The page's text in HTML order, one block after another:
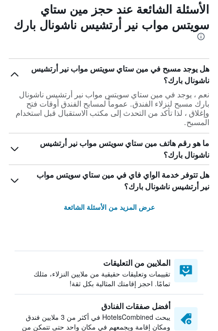
الأسئلة الشائعة عند حجز مين ستاي
سويتس مواب نير أرتشيس ناشونال بارك
هل يوجد مسبح في مين ستاي سويتس مواب نير أرتشيس
ناشونال بارك؟
نعم ، يوجد في مين ستاي سويتس مواب نير أرتشيس ناشونال
بارك مسبح لنزلاء الفندق. عموماً لمسابح الفندق أوقات فتح
وإغلاق ، لذا تأكد من التحدث إلى مكتب الاستقبال قبل استخدام
المسبح.
ما هو رقم هاتف مين ستاي سويتس مواب نير أرتشيس
ناشونال بارك؟
هل تتوفر خدمة الواي فاي في مين ستاي سويتس مواب
نير أرتشيس ناشونال بارك؟
عرض المزيد من الأسئلة الشائعة
الملايين من التعليقات
تقييمات وتعليقات حقيقية من ملايين النزلاء، مثلك
تمامًا. احجز إقامتك المثالية بكل ثقة!
أفضل صفقات الفنادق
يبحث HotelsCombined في أكثر من 3 ملايين فندق
ومكان إقامة ويجمعهم في مكان واحد حتى تتمكن من